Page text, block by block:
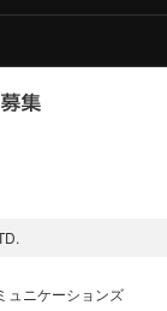
ュニケーションズ